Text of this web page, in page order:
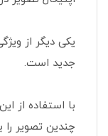
جدید است.
با استفاده از
چندین تصویر را